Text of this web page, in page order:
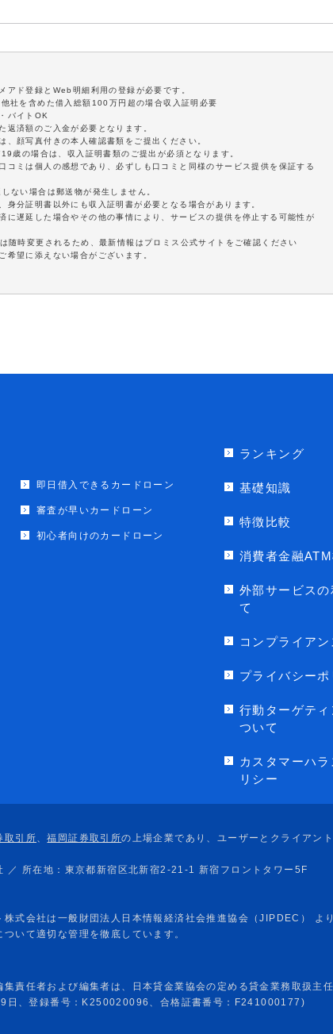
アド登録とWeb明細利用の登録が必要です。
社を含めた借入総額100万円超の場合収入証明必要
バイトOK
返済額のご入金が必要となります。
、顔写真付きの本人確認書類をご提出ください。
歳の場合は、収入証明書類のご提出が必須となります。
コミは個人の感想であり、必ずしも口コミと同様のサービス提供を保証する
ない場合は郵送物が発生しません。
身分証明書以外にも収入証明書が必要となる場合があります。
に遅延した場合やその他の事情により、サービスの提供を停止する可能性が
随時変更されるため、最新情報はプロミス公式サイトをご確認ください
望に添えない場合がございます。
即日借入できるカードローン
審査が早いカードローン
初心者向けのカードローン
ランキング
基礎知識
特徴比較
消費者金融
外部サービスの
て
コンプライア
プライバシーポ
行動ターゲティ
ついて
カスタマーハ
リシー
責任者および編集者は、日本貸金業協会の定める貸金業務取扱主
日、登録番号：K250020096、合格証書番号：F241000177)